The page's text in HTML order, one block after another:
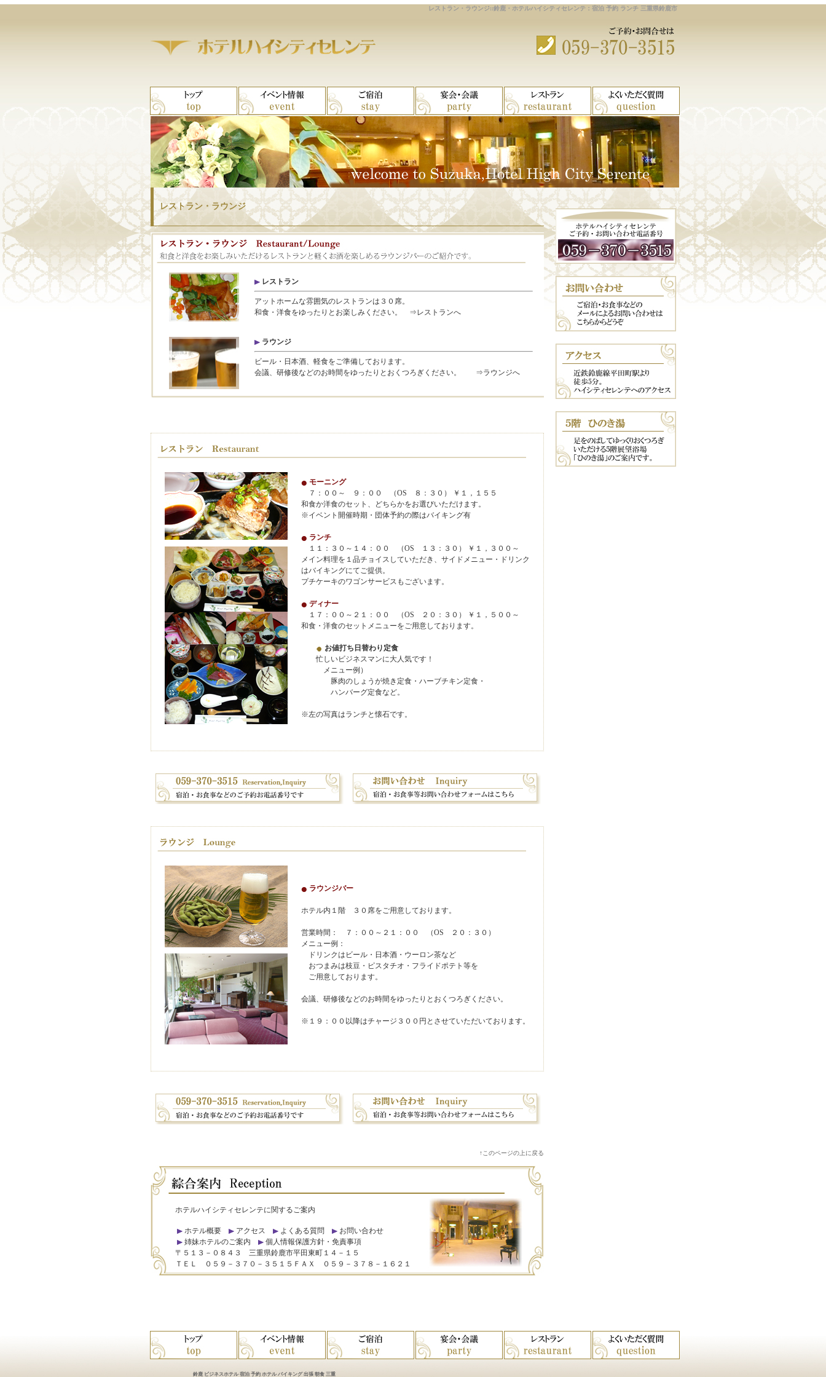
レストラン・ラウンジ::鈴鹿・ホテルハイシティセレンテ：宿泊 予約 ランチ 三重県鈴鹿市
レストラン・ラウンジ
レストラン
アットホームな雰囲気のレストランは３０席。
和食・洋食をゆったりとお楽しみください。 ⇒レストランへ
ラウンジ
ビール・日本酒、軽食をご準備しております。
会議、研修後などのお時間をゆったりとおくつろぎください。 ⇒ラウンジへ
モーニング
７：００～ ９：００ （OS ８：３０） ￥１，１５５
和食か洋食のセット、どちらかをお選びいただけます。
※イベント開催時期・団体予約の際はバイキング有
ランチ
１１：３０～１４：００ （OS １３：３０） ￥１，３００～
メイン料理を１品チョイスしていただき、サイドメニュー・ドリンク
はバイキングにてご提供。
プチケーキのワゴンサービスもございます。
ディナー
１７：００～２１：００ （OS ２０：３０） ￥１，５００～
和食・洋食のセットメニューをご用意しております。
お値打ち日替わり定食
忙しいビジネスマンに大人気です！
メニュー例）
豚肉のしょうが焼き定食・ハーブチキン定食・
ハンバーグ定食など。
※左の写真はランチと懐石です。
ラウンジバー
ホテル内１階 ３０席をご用意しております。
営業時間： ７：００～２１：００ （OS ２０：３０）
メニュー例：
ドリンクはビール・日本酒・ウーロン茶など
おつまみは枝豆・ピスタチオ・フライドポテト等を
ご用意しております。
会議、研修後などのお時間をゆったりとおくつろぎください。
※１９：００以降はチャージ３００円とさせていただいております。
↑このページの上に戻る
ホテルハイシティセレンテに関するご案内
ホテル概要 アクセス よくある質問
お問い合わせ
姉妹ホテルのご案内
個人情報保護方針・免責事項
〒５１３－０８４３ 三重県鈴鹿市平田東町１４－１５
ＴＥＬ ０５９－３７０－３５１５ＦＡＸ ０５９－３７８－１６２１
鈴鹿 ビジネスホテル 宿泊 予約 ホテル バイキング 出張 朝食 三重